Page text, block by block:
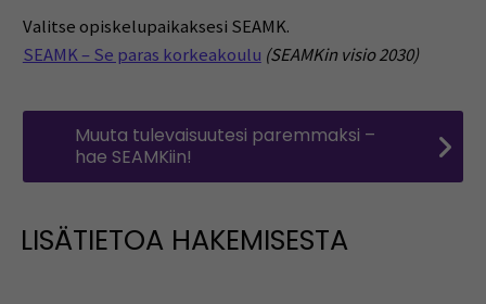
Valitse opiskelupaikaksesi SEAMK.
SEAMK – Se paras korkeakoulu (SEAMKin visio 2030)
Muuta tulevaisuutesi paremmaksi –
hae SEAMKiin!
LISÄTIETOA HAKEMISESTA